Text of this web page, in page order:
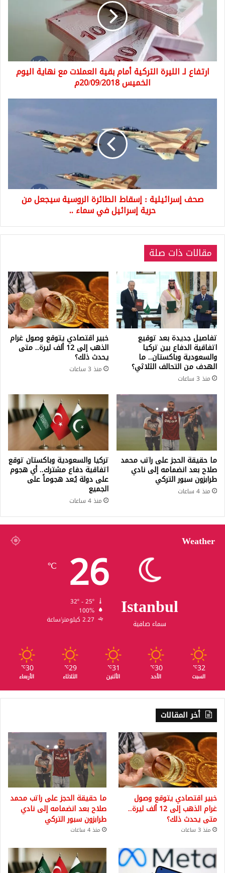
التركية
العملات
نهاية
اليوم
الخميس
ارتفاع لـ الليرة التركية أمام بقية العملات مع نهاية اليوم
الخميس 20/09/2018م
إسقاط
الطائرة
الروسية
حرية
إسرائيل
..
صحف إسرائيلية : إسقاط الطائرة الروسية سيجعل من
حرية إسرائيل في سماء ..
مقالات ذات صلة
تفاصيل جديدة بعد توقيع
اتفاقية الدفاع بين تركيا
والسعودية وباكستان.. ما
الهدف من التحالف الثلاثي؟
منذ 3 ساعات
خبير اقتصادي يتوقع وصول غرام
الذهب إلى 12 ألف ليرة.. متى
يحدث ذلك؟
منذ 3 ساعات
ما حقيقة الحجز على راتب محمد
صلاح بعد انضمامه إلى نادي
طرابزون سبور التركي
منذ 4 ساعات
تركيا والسعودية وباكستان توقع
اتفاقية دفاع مشترك.. أي هجوم
على دولة يُعد هجوماً على
الجميع
منذ 4 ساعات
Weather
Istanbul
سماء صافية
26
℃
100%
2.27 كيلومتر/ساعة
32
℃
السبت
30
℃
الأحد
31
℃
الأثنين
29
℃
الثلاثاء
30
℃
الأربعاء
أخر المقالات
خبير اقتصادي يتوقع وصول
غرام الذهب إلى 12 ألف ليرة..
متى يحدث ذلك؟
منذ 3 ساعات
ما حقيقة الحجز على راتب محمد
صلاح بعد انضمامه إلى نادي
طرابزون سبور التركي
منذ 4 ساعات